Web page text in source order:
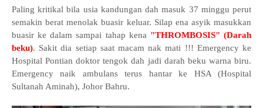
Paling kritikal bila usia kandungan dah masuk 37 minggu perut
semakin berat menolak buasir keluar. Silap ena asyik masukkan
buasir ke dalam sampai tahap kena "THROMBOSIS" (Darah
beku). Sakit dia setiap saat macam nak mati !!! Emergency ke
Hospital Pontian doktor tengok dah jadi darah beku warna biru.
Emergency naik ambulans terus hantar ke HSA (Hospital
Sultanah Aminah), Johor Bahru.